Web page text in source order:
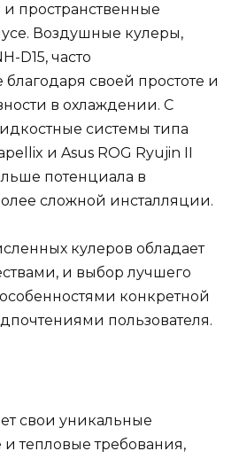
и пространственные
Воздушные кулеры,
D15, часто
своей простоте и
в охлаждении. С
системы типа
и Asus ROG Ryujin II
потенциала в
сложной инсталляции.
кулеров обладает
и выбор лучшего
конкретной
пользователя.
свои уникальные
тепловые требования,